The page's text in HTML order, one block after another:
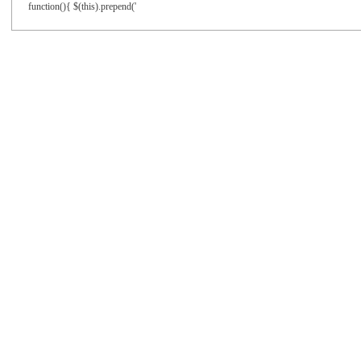
function(){ $(this).prepend('